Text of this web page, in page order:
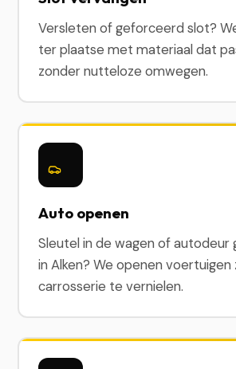
Versleten of geforceerd slot?
ter plaatse met materiaal dat
zonder nutteloze omwegen.
Auto openen
Sleutel in de wagen of autodeur
in Alken? We openen
carrosserie te vernielen.